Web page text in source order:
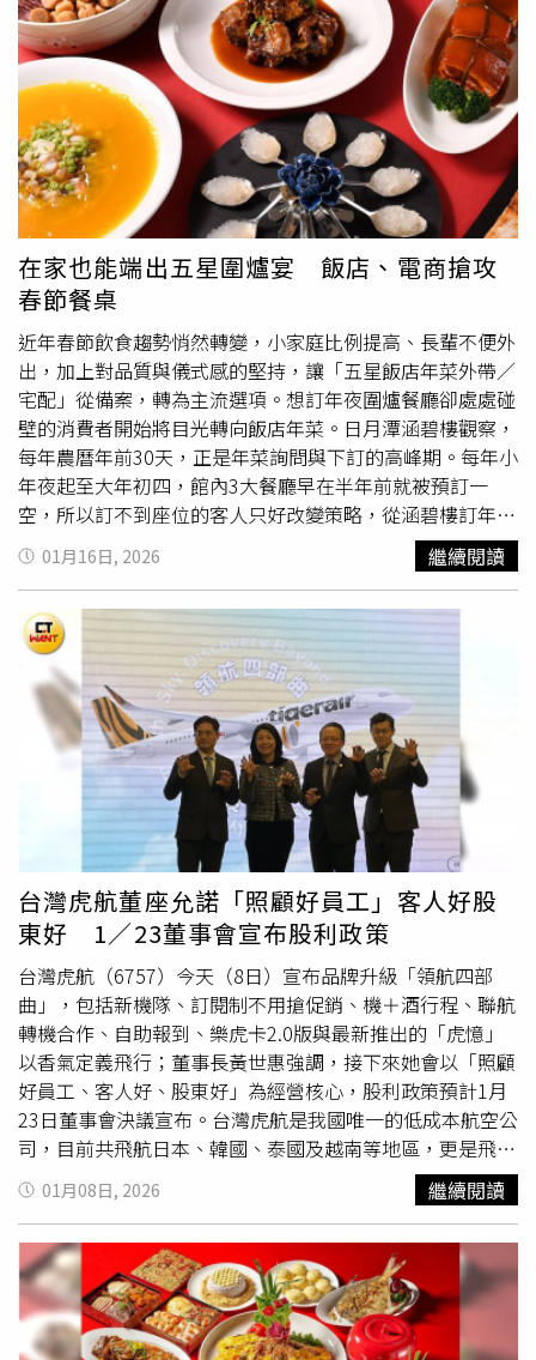
味一次網羅，還找來多家超人氣快閃名店限時登場。其中最
吸睛的，絕對是鹿港排隊名店「新口味蛋黃酥」快閃忠孝
館，還有來自名古屋的百年蝦煎餅品牌「桂新堂」、日本皇
室御用甜點品牌「神戶風月堂」，以及一天熱賣6萬片的
「島嶼生吐司」，都讓不少甜點控準備直接衝一波。另外復
興館也將迎來日本福岡百年仙貝米菓品牌「吉仙餅」快閃，
對喜歡日本伴手禮的消費者來說根本像在逛日本百貨地下
街。 美食節期間還有不少限定餐點同步推出，像是「阪前
鐵板燒」春夏新菜單《映序之宴》，主打高級鐵板海鮮料
理；「老乾杯」則祭出和牛壽司組合，一次能吃到多種和牛
部位的油脂香氣。阪前鐵板燒 映序之宴 / 1,880元起。（圖
／品牌提供）老乾杯 和牛壽司組合五貫 / 1,580元。（圖／
品牌提供）甜點控則不能錯過「成真咖啡」期間限定舒芙蕾
「青檸熔岩焦香」，酸甜檸香搭配濃郁奶香，夏天吃起來特
別清爽。成真咖啡 舒芙蕾-青檸熔岩焦香 / 380元。（圖／品
牌提供）此外，忠孝館與復興館還將分別於5/16(六)與
5/24(日)舉辦超人氣「中島水產鮪魚切割秀」，現場除了能
近距離欣賞職人現切鮪魚秀，當天還有限量優惠與限定折
扣，對海鮮控來說絕對是今年東區美食節最不能錯過的重點
活動之一。（圖／品牌提供）
腦中卻想起：年前的各種尾牙聚會、親友送來的年節禮盒，
似乎還沒到除夕，胃都沒有真正休息過。王思穎表示，多數
人真正擔心的，從來不是某一餐吃多了，而是連續的高油、
高鈉、高熱量飲食，讓體重回不來，血糖、血壓也跟著失
控，不過，從營養師的角度來看，年菜並不是不能吃，關鍵
其實在於：你怎麼選、怎麼搭、又怎麼吃。年菜常見三大
「隱形地雷」，不是你想的那樣！許多人以為，年菜的問題
只是在吃太多，但其實那些常被忽略的「隱形地雷」才更是
我們需要注意的！地雷一：看起來很補，油脂密度卻超高
我們常在年菜菜單中會出現的「佛跳牆」、「蹄膀」「紅燒
獅子頭」，問題往往不再於其中的一道菜，而是「湯＋肥肉
＋勾芡」同時上桌，油脂密度自然一路累加。地雷二：加工
年菜鈉含量，超乎想像香腸、臘肉、烏魚子也常是年菜中常
出現的角色，不過這類加工年菜，鈉含量較高，對於長輩來
說容易影響血壓波動，甚至增加心血管負擔。地雷三：澱粉
＋澱粉的年夜飯組合 雖然年菜很多道，但會發現像是米
糕、蘿蔔糕、年糕輪番上場，澱粉＋澱粉的組合之下，容易
使血糖大起伏，使得年後更容易疲勞、食慾失控。「過年不
是胖在「年菜』，而是胖在每一道都沒有人幫你踩煞車。」
王思穎強調，年菜真正讓人負擔的，從來不是過年的那一
天，而是每一道菜都沒有被好好的選擇與搭配。營養師的年
菜「聰明選擇原則」：不是少，而是換從營養師的角度來
看，年菜要吃得安心，關鍵不在於「少吃」，而是懂得
「換」，讓整桌的年夜飯變得更加健康豐盛。原則一：主菜
搭配「一油一清」的搭配方式 年菜不必道道都須是清淡，
但是一定要有取捨，可以在年菜中保留一道較油、較重口味
的料理，同時搭配一到清爽、少油的主菜，例如：
東坡肉
配清蒸魚。王思穎指出，「一油一清」的搭配，可以降低整
體油脂負擔，讓整桌菜色可以取得更棒的營養平衡。原則
二：必備「解膩型蔬菜」 年菜常常大魚大肉，必然也少不
了蔬菜的搭配，蔬菜富含有膳食纖維與植化素，尤其是「深
綠色蔬菜」，不只能增加飽足感，還能幫助油脂代謝、穩定
餐後血糖，讓重口味年菜不至於成為身體的負擔。把蔬菜也
當成主角之一，年夜飯吃起來會更輕鬆無負擔。年菜怎麼搭
才安心？順序、比例與長輩照顧一次顧好年菜要吃得輕鬆，
菜色該如何選擇很重要，但很多時候反而我們無法自己挑選
菜色，這時候「怎麼搭配」就是關鍵。1.吃飯順序：先菜→
後肉→最後飯 王思穎表示，進食的順序會直接影響到血糖
與飽足感，建議先從蔬菜開始來穩定餐後血糖，接著吃蛋白
質延長飽足時間，最後才是澱粉食物、點心。2.簡單好記的
「年夜飯餐盤」 一半蔬菜、1/4蛋白質、1/4澱粉，就算每
一道菜都吃一點，也比較不容易失衡。年菜不需要每一口都
完美，而重點在於餐餐是否都有健康平衡。這樣的搭配方
式，尤其對長輩非常重要。年菜常見的高鈉、高油與進食過
快，容易造成身體的負擔及腸胃不適，因此更需要提醒長輩
除了選擇食物以外，也要放慢進食速度，讓身體有時間消化
與反應。「過年不該是一場和體重、血糖、血壓的戰爭，而
在家也能端出五星圍爐宴 飯店、電商搶攻
春節餐桌
近年春節飲食趨勢悄然轉變，小家庭比例提高、長輩不便外
出，加上對品質與儀式感的堅持，讓「五星飯店年菜外帶／
宅配」從備案，轉為主流選項。想訂年夜圍爐餐廳卻處處碰
壁的消費者開始將目光轉向飯店年菜。日月潭涵碧樓觀察，
每年農曆年前30天，正是年菜詢問與下訂的高峰期。每年小
年夜起至大年初四，館內3大餐廳早在半年前就被預訂一
空，所以訂不到座位的客人只好改變策略，從涵碧樓訂年菜
回家吃，照樣可以吃到五星主廚的菜色，反而還少了趕場與
翻桌的壓力。涵碧樓開幕以來最受歡迎的菜色，包括「涵碧
魚頭王宴」「琉璃窯燉首烏雞」「富貴八珍映金蹄」「醬玉
蒜茸蒸鮮鮑」等。另外像是中餐廳「湖光軒」為最受客人喜
歡的餐廳，有不少受歡迎的必點菜品，如「埔里紹興
肉」「鄉蘇小排骨」「湖光閩菜佛跳牆」「上海桂花涼拉
糕」等經典佳餚與甜點。而在所有涵碧樓的年菜品項中，連
續多年回購率最高的一道菜則是「湖光閩菜佛跳牆」。涵碧
樓搶攻年菜外賣商機，今年推出「2026富饌迎歲年菜」，
共有「八寶富貴宴」與「五福如意宴」2款豐盛團圓套組，
分別適合4~6人大家庭與小家庭需求，即日起至2026年2月
16日止開放預購，訂萬元享免運，可選現場提貨或冷凍冷藏
宅配到府；滿18,000元加送雙人下午茶。環球Online力推星
級名廚、排隊名店、精緻圍爐等2~8人家庭年菜，在家享受
五星享宴。（圖／環球提供）Global Mall環球Online也搶
攻年菜商機，力推星級名廚、排隊名店、精緻圍爐等2~8人
家庭年菜，包括連5年榮獲台灣米其林一星的富錦樹台菜香
檳「榮華富錦年菜三品組」，還有台中福華飯店「榮華富錦
年菜三品組」、點水樓的火烔雞湯、點水烤方、酒釀福圓糕
等經典佳餚，輕鬆在家享用五星享宴。另外也推出應景春節
禮盒望月「春節限定雜錦禮盒」與「春節限定蝴蝶酥禮
盒」，經典蝴蝶酥及曲奇餅乾層層酥香、濃郁可口，口碑與
質感兼具，以及和生御品「馥郁牡丹雙層禮盒」以象徵富貴
的牡丹為主題，奢華燙金與精美雕刻的外盒展現貴氣質感，
搭配甜而不膩的傳統糕點，為新春增添甜蜜記憶，都能在環
球Online一鍵快速完成。
01月16日, 2026 繼續閱讀
台灣虎航董座允諾「照顧好員工」客人好股
東好 1／23董事會宣布股利政策
台灣虎航（6757）今天（8日）宣布品牌升級「領航四部
曲」，包括新機隊、訂閱制不用搶促銷、機＋酒行程、聯航
轉機合作、自助報到、樂虎卡2.0版與最新推出的「虎憶」
以香氣定義飛行；董事長黃世惠強調，接下來她會以「照顧
好員工、客人好、股東好」為經營核心，股利政策預計1月
23日董事會決議宣布。台灣虎航是我國唯一的低成本航空公
司，目前共飛航日本、韓國、泰國及越南等地區，更是飛航
日本、韓國最多航點的國籍航空；台灣虎航董事長黃世惠、
商務長暨發言人許致遠、營運長賴俊廸以及財務長賈瑋中今
天共同揭曉2026年發展願景。透過新機隊、新產品、新體
驗以及新服務四部曲的全面升級，為旅客創造更多旅程價
值。台灣虎航去年12月台灣虎航董事會已通過第三代購機
案，將引進全新A321neo機隊，並進行現有機隊的汰舊換
新，新機隊每架次的座位配置可較現有A320機隊的180座增
01月08日, 2026 繼續閱讀